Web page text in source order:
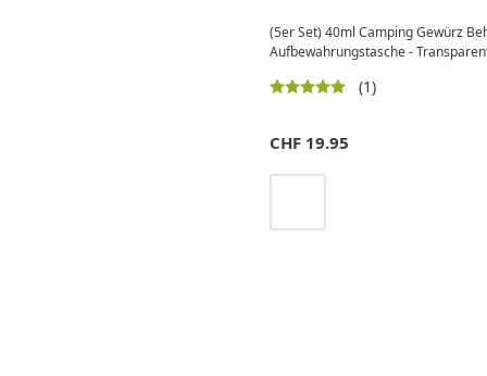
(5er Set) 40ml Camping Gewürz
Aufbewahrungstasche -
(1)
CHF 19.95